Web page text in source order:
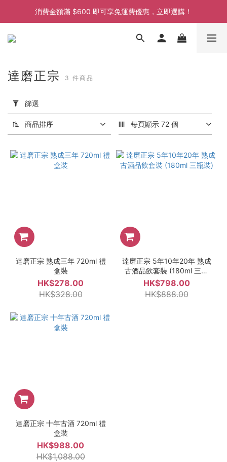
消費金額滿 $600 即可享免運費優惠，立即選購！
消費金額滿 $600 即可享免運費優惠，立即選購！
消費金額滿 $600 即可享免運費優惠，立即選購！
用
選
價格
達磨正宗 3 件商品
篩選
商品排序 每頁顯示 72 個
達磨正宗 熟成三年 720ml 禮
盒裝
HK$278.00
HK$328.00
達磨正宗 5年10年20年 熟成
古酒品飲套裝 (180ml 三瓶
裝)
HK$798.00
HK$888.00
達磨正宗 十年古酒 720ml 禮
盒裝
HK$988.00
HK$1,088.00